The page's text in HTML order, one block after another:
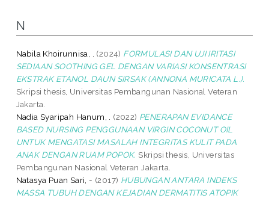
N
Nabila Khoirunnisa, . (2024) FORMULASI DAN UJI IRITASI
SEDIAAN SOOTHING GEL DENGAN VARIASI KONSENTRASI
EKSTRAK ETANOL DAUN SIRSAK (ANNONA MURICATA L.).
Skripsi thesis, Universitas Pembangunan Nasional Veteran
Jakarta.
Nadia Syaripah Hanum, .
(2022) PENERAPAN EVIDANCE
BASED NURSING PENGGUNAAN VIRGIN COCONUT OIL
UNTUK MENGATASI MASALAH INTEGRITAS KULIT PADA
ANAK DENGAN RUAM POPOK. Skripsi thesis, Universitas
Pembangunan Nasional Veteran Jakarta.
Natasya Puan Sari, - (2017) HUBUNGAN ANTARA INDEKS
MASSA TUBUH DENGAN KEJADIAN DERMATITIS ATOPIK